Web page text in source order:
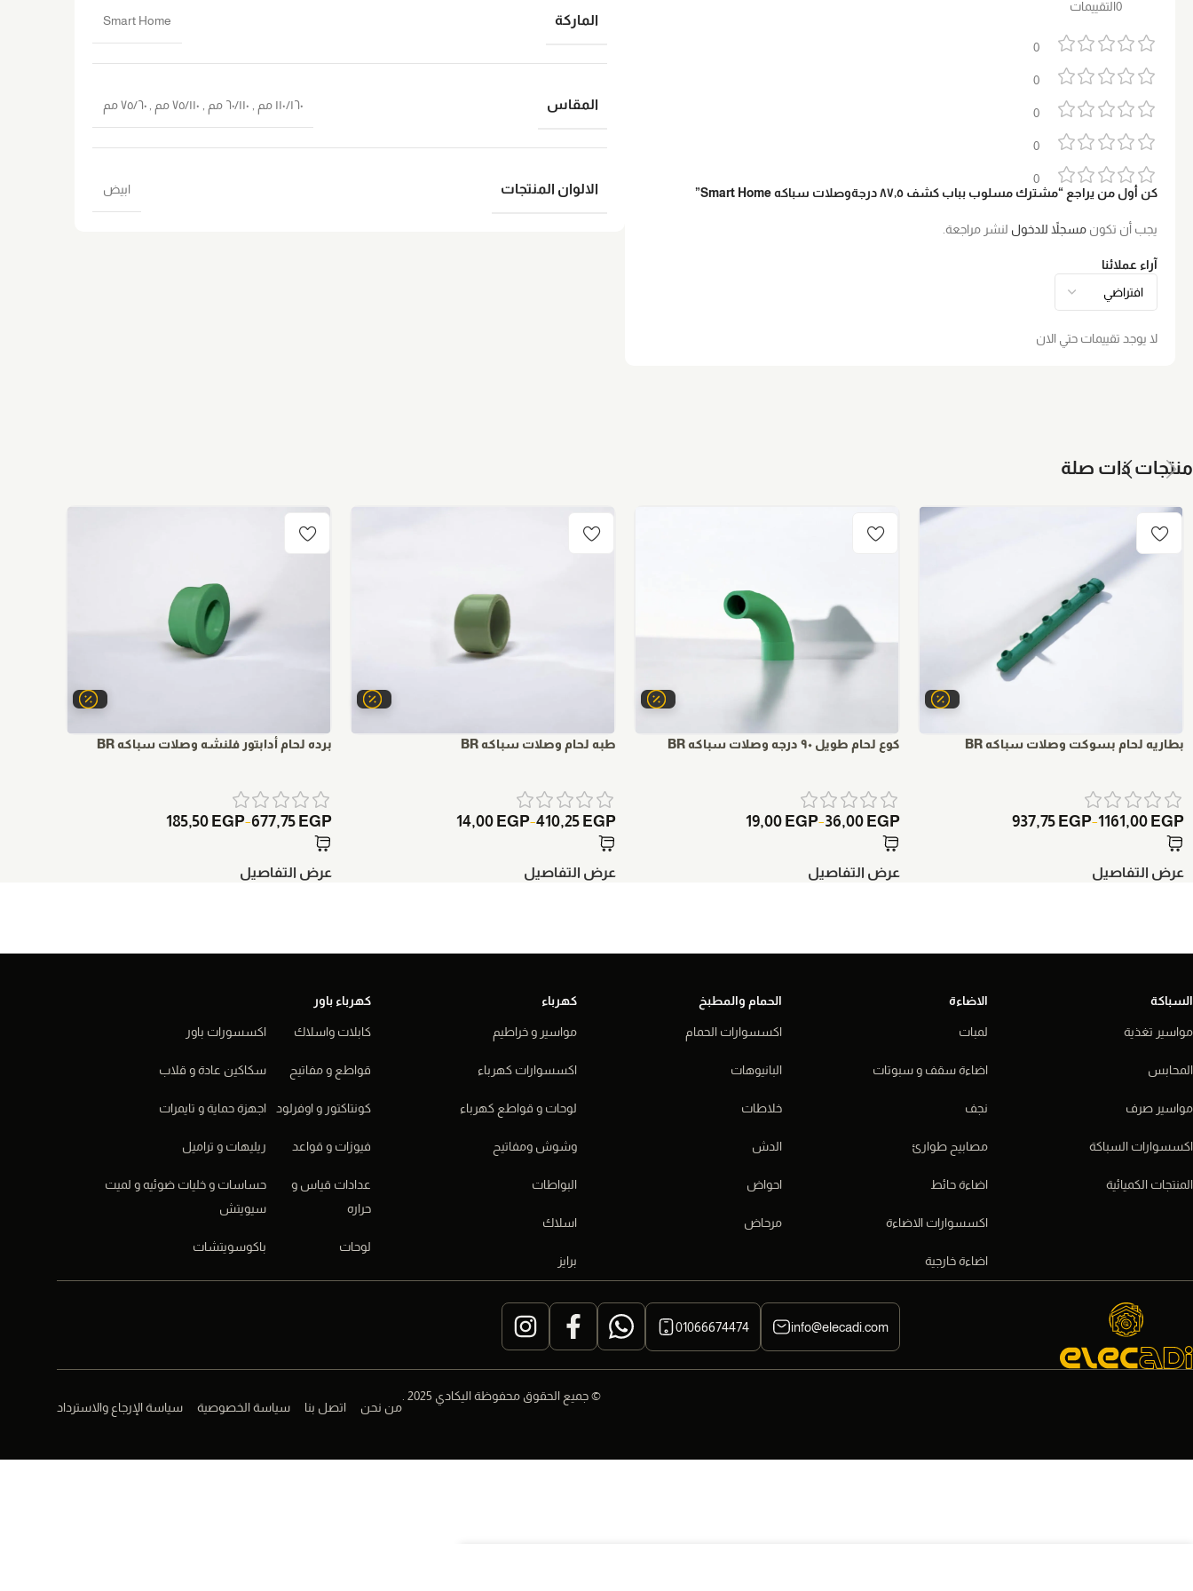
0التقييمات
0
0
0
0
0
آراء عملائنا
لا يوجد تقييمات حتي الان
كن أول من يراجع “مشترك مسلوب بباب كشف ٨٧٫٥ درجةوصلات سباكه Smart Home”
يجب أن تكون مسجلاً للدخول لنشر مراجعة.
الماركة Smart Home
المقاس ١١٠/١٦٠ مم ٦٠/١١٠ مم ٧٥/١١٠ ﻣﻢ ٧٥/٦٠ مم
الالوان المنتجات ابيض
منتجات ذات صلة
بطاريه لحام بسوكت وصلات سباكه BR
937,75 EGP–1161,00 EGP
عرض التفاصيل
كوع لحام طويل ٩٠ درجه وصلات سباكه BR
19,00 EGP–36,00 EGP
عرض التفاصيل
طبه لحام وصلات سباكه BR
14,00 EGP–410,25 EGP
عرض التفاصيل
برده لحام أدابتور فلنشه وصلات سباكه BR
185,50 EGP–677,75 EGP
عرض التفاصيل
السباكة
مواسير تغذية
المحابس
مواسير صرف
اكسسوارات السباكة
المنتجات الكميائية
الاضاءة
لمبات
اضاءة سقف و سبوتات
نجف
مصابيح طوارئ
اضاءة حائط
اكسسوارات الاضاءة
اضاءة خارجية
الحمام والمطبخ
اكسسوارات الحمام
البانيوهات
خلاطات
الدش
احواض
مرحاض
كهرباء
مواسير و خراطيم
اكسسوارات كهرباء
لوحات و قواطع كهرباء
وشوش ومفاتيح
البواطات
اسلاك
برايز
كهرباء باور
كابلات واسلاك
قواطع و مفاتيح
كونتاكتور و اوفرلود
فيوزات و قواعد
عدادات قياس و
حراره
لوحات
اكسسورات باور
سكاكين عادة و قلاب
اجهزة حماية و تايمرات
ريليهات و تراميل
حساسات و خليات ضوئيه و لميت
سيويتش
باكوسويتشات
info@elecadi.com
01066674474
من نحن اتصل بنا سياسة الخصوصية سياسة الإرجاع والاسترداد
© جميع الحقوق محفوظة اليكادي 2025 .